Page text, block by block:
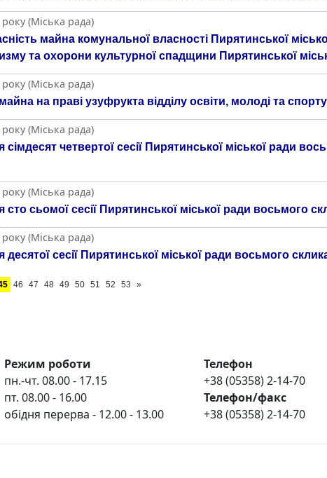
(Міська рада)
майна комунальної власності Пирятинської
та охорони культурної спадщини Пирятинської
(Міська рада)
на праві узуфрукта відділу освіти, молоді та
(Міська рада)
четвертої сесії Пирятинської міської ради
(Міська рада)
сто сьомої сесії Пирятинської міської ради восьмого
(Міська рада)
сесії Пирятинської міської ради восьмого
46 47 48 49 50 51 52 53 »
Режим роботи
пн.-чт. 08.00 - 17.15
пт. 08.00 - 16.00
обідня перерва - 12.00 - 13.00
Телефон
+38 (05358) 2-14-70
Телефон/факс
+38 (05358) 2-14-70